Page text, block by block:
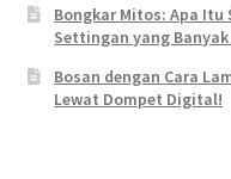
Bongkar Mitos: Apa Itu
Settingan yang
Bosan dengan Cara
Lewat Dompet Digital!